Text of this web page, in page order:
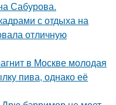
Сабурова.
с отдыха на
отличную
в Москве молодая
пива, однако её